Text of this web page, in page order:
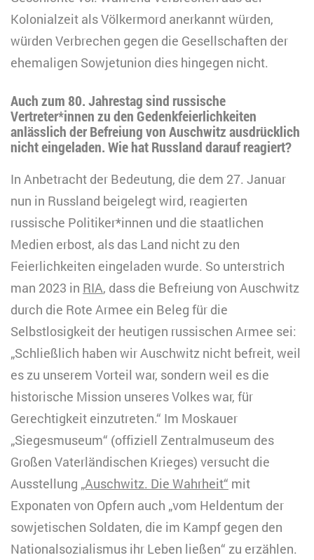
Kolonialzeit als Völkermord anerkannt würden,
würden Verbrechen gegen die Gesellschaften der
ehemaligen Sowjetunion dies hingegen nicht.
Auch zum 80. Jahrestag sind russische
Vertreter*innen zu den Gedenkfeierlichkeiten
anlässlich der Befreiung von Auschwitz ausdrücklich
nicht eingeladen. Wie hat Russland darauf reagiert?
In Anbetracht der Bedeutung, die dem 27. Januar
nun in Russland beigelegt wird, reagierten
russische Politiker*innen und die staatlichen
Medien erbost, als das Land nicht zu den
Feierlichkeiten eingeladen wurde. So unterstrich
man 2023 in RIA, dass die Befreiung von Auschwitz
durch die Rote Armee ein Beleg für die
Selbstlosigkeit der heutigen russischen Armee sei:
„Schließlich haben wir Auschwitz nicht befreit, weil
es zu unserem Vorteil war, sondern weil es die
historische Mission unseres Volkes war, für
Gerechtigkeit einzutreten.“ Im Moskauer
„Siegesmuseum“ (offiziell Zentralmuseum des
Großen Vaterländischen Krieges) versucht die
Ausstellung „Auschwitz. Die Wahrheit“ mit
Exponaten von Opfern auch „vom Heldentum der
sowjetischen Soldaten, die im Kampf gegen den
Nationalsozialismus ihr Leben ließen“ zu erzählen.